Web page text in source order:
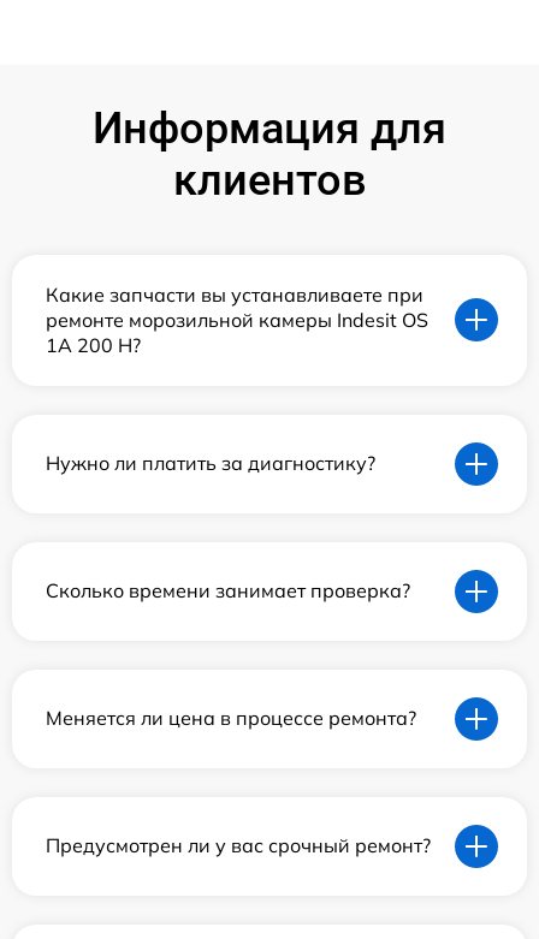
Информация для
клиентов
Какие запчасти вы устанавливаете при
ремонте морозильной камеры Indesit OS
1A 200 H?
Нужно ли платить за диагностику?
Сколько времени занимает проверка?
Меняется ли цена в процессе ремонта?
Предусмотрен ли у вас срочный ремонт?